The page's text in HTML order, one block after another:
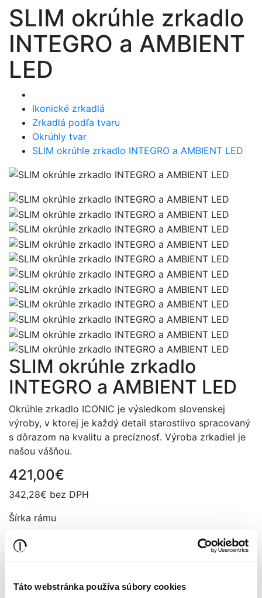
Táto webstránka používa súbory cookies
SLIM okrúhle zrkadlo
INTEGRO a AMBIENT
LED
Ikonické zrkadlá
Zrkadlá podľa tvaru
Okrúhly tvar
SLIM okrúhle zrkadlo INTEGRO a AMBIENT LED
SLIM okrúhle zrkadlo
INTEGRO a AMBIENT LED
Okrúhle zrkadlo ICONIC je výsledkom slovenskej
výroby, v ktorej je každý detail starostlivo spracovaný
s dôrazom na kvalitu a precíznosť. Výroba zrkadiel je
našou vášňou.
421,00€
342,28€ bez DPH
Šírka rámu